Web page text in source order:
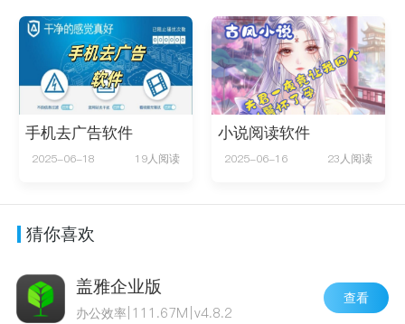
手机去广告软件
2025-06-18 19人阅读
小说阅读软件
2025-06-16 23人阅读
猜你喜欢
盖雅企业版
办公效率 111.67M v4.8.2
查看